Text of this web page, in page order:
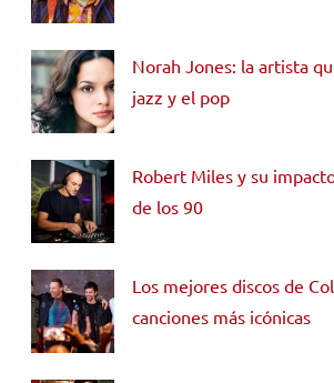
Norah Jones: la artista
jazz y el pop
Robert Miles y su
de los 90
Los mejores discos de
canciones más icónicas